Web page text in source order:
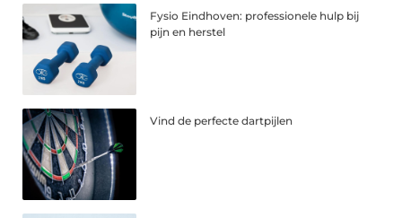
Fysio Eindhoven: professionele hulp bij
pijn en herstel
Vind de perfecte dartpijlen